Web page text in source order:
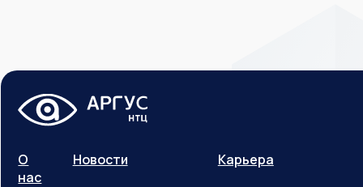
О
нас
Новости Карьера